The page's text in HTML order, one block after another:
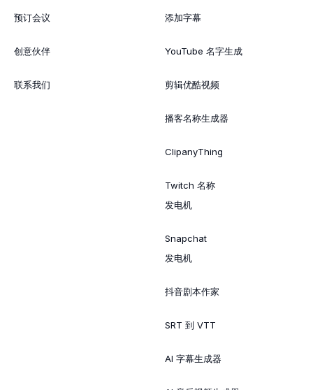
预订会议
创意伙伴
联系我们
添加字幕
YouTube 名字生成
剪辑优酷视频
播客名称生成器
ClipanyThing
Twitch 名称
发电机
Snapchat
发电机
抖音剧本作家
SRT 到 VTT
AI 字幕生成器